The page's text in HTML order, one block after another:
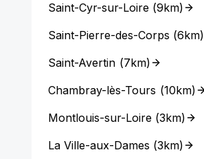
Saint-Cyr-sur-Loire(9km)
Saint-Pierre-des-Corps (6km)
Saint-Avertin (7km)
Chambray-lès-Tours (10km)
Montlouis-sur-Loire(3km)
La Ville-aux-Dames (3km)